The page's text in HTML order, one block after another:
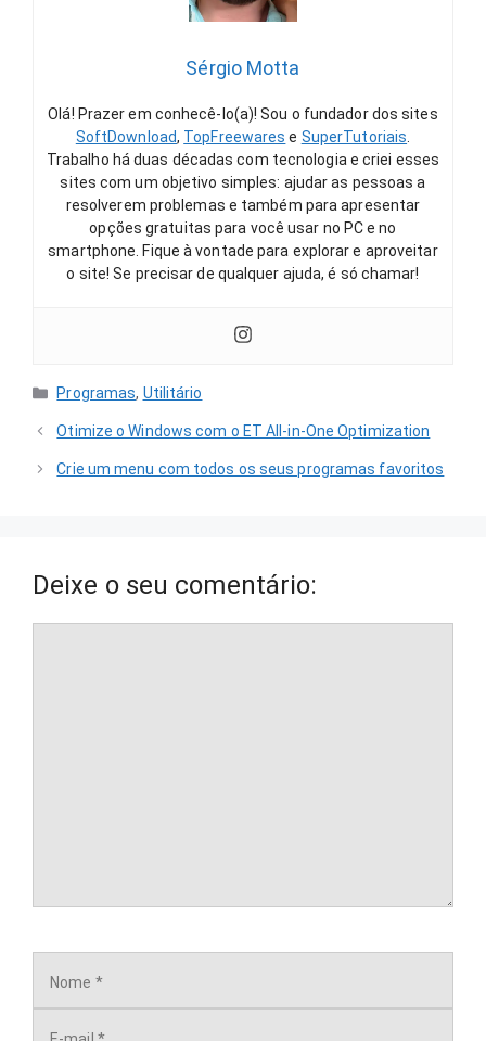
Sérgio Motta
Olá! Prazer em conhecê-lo(a)! Sou o fundador dos sites
SoftDownload, TopFreewares e SuperTutoriais
Trabalho há duas décadas com tecnologia e criei esses
sites com um objetivo simples: ajudar as pessoas a
resolverem problemas e também para apresentar
opções gratuitas para você usar no PC e no
smartphone. Fique à vontade para explorar e aproveitar
o site! Se precisar de qualquer ajuda, é só chamar!
Categorias
Programas, Utilitário
Otimize o Windows com o ET All-in-One Optimization
Crie um menu com todos os seus programas favoritos
Deixe o seu comentário:
Nome
E-